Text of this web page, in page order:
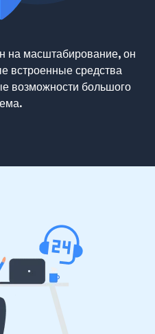
на масштабирование, он
встроенные средства
возможности большого